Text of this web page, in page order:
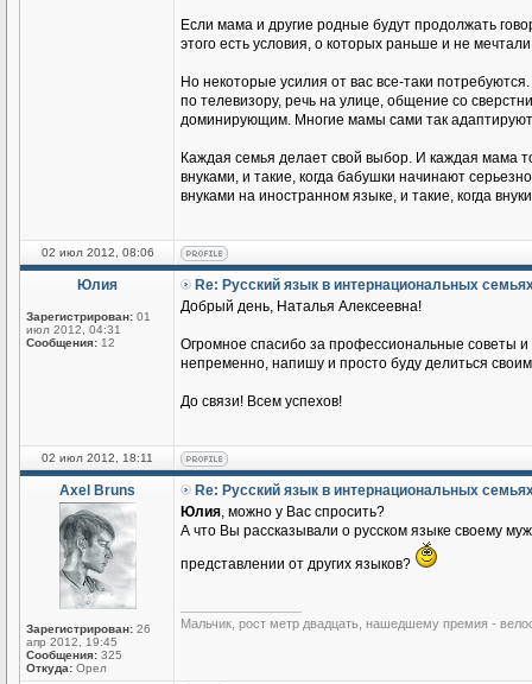
Если мама и другие родные будут продолжать
этого есть условия, о которых раньше и не
Но некоторые усилия от вас все-таки
по телевизору, речь на улице, общение со
доминирующим. Многие мамы сами так
Каждая семья делает свой выбор. И каждая мама
внуками, и такие, когда бабушки начинают
внуками на иностранном языке, и такие, когда
02 июл 2012, 08:06
Юлия
Зарегистрирован: 01
июл 2012, 04:31
Сообщения: 12
Re: Русский язык в интернациональных
Добрый день, Наталья Алексеевна!
Огромное спасибо за профессиональные советы
непременно, напишу и просто буду делиться
До связи! Всем успехов!
02 июл 2012, 18:11
Axel Bruns
Зарегистрирован: 26
апр 2012, 19:45
Сообщения: 325
Откуда: Орел
Re: Русский язык в интернациональных
Юлия, можно у Вас спросить?
А что Вы рассказывали о русском языке своему
представлении от других языков?
Мальчик, рост метр двадцать, нашедшему премия -